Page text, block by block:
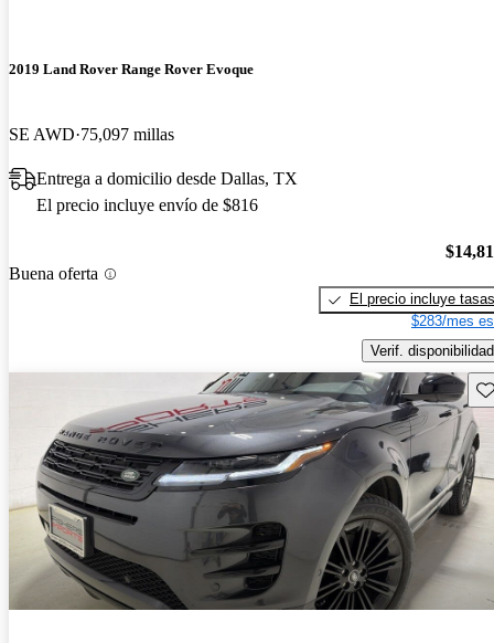
2019 Land Rover Range Rover Evoque
SE AWD 75,097 millas
Entrega a domicilio desde Dallas, TX
El precio incluye envío de $816
Buena oferta
El precio incluye tasas
$283/mes
Verif. disponibilidad